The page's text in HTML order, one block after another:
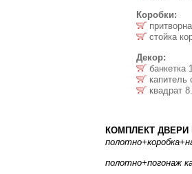
Коробки:
стойка
Декор:
банкетка
капитель
квадрат
КОМПЛЕКТ ДВЕРИ
полотно+погонаж